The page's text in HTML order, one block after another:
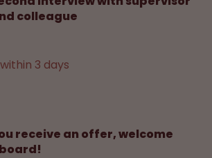
3 days
colleague
receive an offer, welcome